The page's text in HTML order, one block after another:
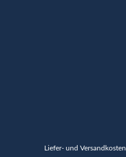
Liefer- und Versandkosten